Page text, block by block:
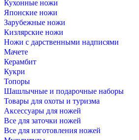
Кухонные ножи
Японские ножи
Зарубежные ножи
Кизлярские ножи
Ножи с дарственными надписями
Мачете
Керамбит
Кукри
Топоры
Шашлычные и подарочные наборы
Товары для охоты и туризма
Аксессуары для ножей
Все для заточки ножей
Все для изготовления ножей